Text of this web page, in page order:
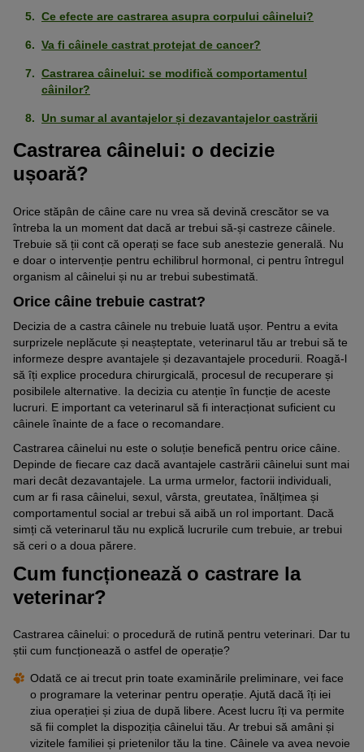
Ce efecte are castrarea asupra corpului câinelui?
Va fi câinele castrat protejat de cancer?
Castrarea câinelui: se modifică comportamentul
câinilor?
Un sumar al avantajelor și dezavantajelor castrării
Castrarea câinelui: o decizie
ușoară?
Orice stăpân de câine care nu vrea să devină crescător se va
întreba la un moment dat dacă ar trebui să-și castreze câinele.
Trebuie să ții cont că operați se face sub anestezie generală. Nu
e doar o intervenție pentru echilibrul hormonal, ci pentru întregul
organism al câinelui și nu ar trebui subestimată.
Orice câine trebuie castrat?
Decizia de a castra câinele nu trebuie luată ușor. Pentru a evita
surprizele neplăcute și neașteptate, veterinarul tău ar trebui să te
informeze despre avantajele și dezavantajele procedurii. Roagă-l
să îți explice procedura chirurgicală, procesul de recuperare și
posibilele alternative. Ia decizia cu atenție în funcție de aceste
lucruri. E important ca veterinarul să fi interacționat suficient cu
câinele înainte de a face o recomandare.
Castrarea câinelui nu este o soluție benefică pentru orice câine.
Depinde de fiecare caz dacă avantajele castrării câinelui sunt mai
mari decât dezavantajele. La urma urmelor, factorii individuali,
cum ar fi rasa câinelui, sexul, vârsta, greutatea, înălțimea și
comportamentul social ar trebui să aibă un rol important. Dacă
simți că veterinarul tău nu explică lucrurile cum trebuie, ar trebui
să ceri o a doua părere.
Cum funcționează o castrare la
veterinar?
Castrarea câinelui: o procedură de rutină pentru veterinari. Dar tu
știi cum funcționează o astfel de operație?
Odată ce ai trecut prin toate examinările preliminare, vei face
o programare la veterinar pentru operație. Ajută dacă îți iei
ziua operației și ziua de după libere. Acest lucru îți va permite
să fii complet la dispoziția câinelui tău. Ar trebui să amâni și
vizitele familiei și prietenilor tău la tine. Câinele va avea nevoie